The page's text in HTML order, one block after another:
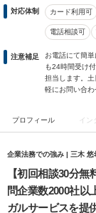
対応体制 カード利用可
電話相談可
注意補足
お電話にて簡
も24時間受け
担当します。
軽にお問い合わ
プロフィール イン
企業法務での強み | 三木
【初回相談30分
問企業数2000社以
ガルサービスを提